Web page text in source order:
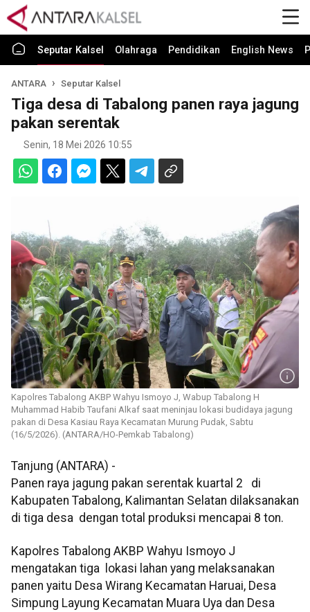
Seputar Kalsel Olahraga Pendidikan English News
ANTARA Seputar Kalsel
Tiga desa di Tabalong panen raya jagung
pakan serentak
Senin, 18 Mei 2026 10:55
Kapolres Tabalong AKBP Wahyu Ismoyo J, Wabup Tabalong H
Muhammad Habib Taufani Alkaf saat meninjau lokasi budidaya jagung
pakan di Desa Kasiau Raya Kecamatan Murung Pudak, Sabtu
(16/5/2026). (ANTARA/HO-Pemkab Tabalong)
Tanjung (ANTARA) -
Panen raya jagung pakan serentak kuartal 2 di
Kabupaten Tabalong, Kalimantan Selatan dilaksanakan
di tiga desa dengan total produksi mencapai 8 ton.
Kapolres Tabalong AKBP Wahyu Ismoyo J
mengatakan tiga lokasi lahan yang melaksanakan
panen yaitu Desa Wirang Kecamatan Haruai, Desa
Simpung Layung Kecamatan Muara Uya dan Desa